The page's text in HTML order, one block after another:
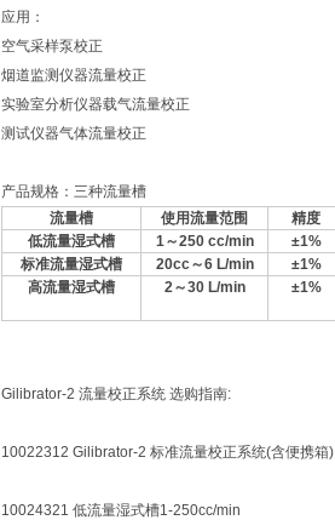
应用：
空气采样泵校正
烟道监测仪器流量校正
实验室分析仪器载气流量校正
测试仪器气体流量校正
产品规格：三种流量槽
流量槽
使用流量范围 精度
低流量湿式槽
1～250 cc/min ±1%
标准流量湿式槽
20cc～6 L/min ±1%
高流量湿式槽
2～30 L/min ±1%
Gilibrator-2 流量校正系统 选购指南:
10022312 Gilibrator-2 标准流量校正系统(含便携箱)
10024321 低流量湿式槽1-250cc/min